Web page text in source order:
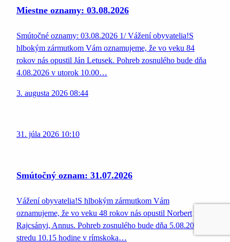
Miestne oznamy: 03.08.2026
Smútočné oznamy: 03.08.2026 1/ Vážení obyvatelia!S
hlbokým zármutkom Vám oznamujeme, že vo veku 84
rokov nás opustil Ján Letusek. Pohreb zosnulého bude dňa
4.08.2026 v utorok 10.00…
3. augusta 2026 08:44
31. júla 2026 10:10
Smútočný oznam: 31.07.2026
Vážení obyvatelia!S hlbokým zármutkom Vám
oznamujeme, že vo veku 48 rokov nás opustil Norbert
Rajcsányi, Annus. Pohreb zosnulého bude dňa 5.08.2026 v
stredu 10.15 hodine v rímskoka…